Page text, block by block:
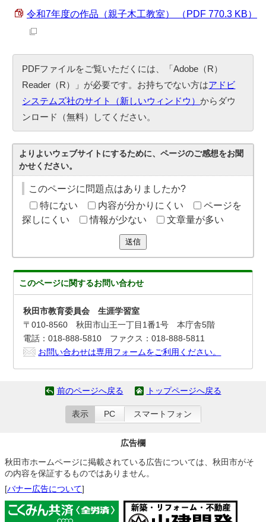
令和7年度の作品（親子木工教室） （PDF 770.3 KB）
PDFファイルをご覧いただくには、「Adobe（R）
Reader（R）」が必要です。お持ちでない方はアドビ
システムズ社のサイト（新しいウィンドウ）からダウ
ンロード（無料）してください。
よりよいウェブサイトにするために、ページのご感想をお聞
かせください。
このページに問題点はありましたか?
特にない
内容が分かりにくい
ページを
探しにくい
情報が少ない 文章量が多い
送信
このページに関するお問い合わせ
秋田市教育委員会 生涯学習室
〒010-8560 秋田市山王一丁目1番1号 本庁舎5階
電話：018-888-5810 ファクス：018-888-5811
お問い合わせは専用フォームをご利用ください。
前のページへ戻る トップページへ戻る
表示 PC スマートフォン
広告欄
秋田市ホームページに掲載されている広告については、秋田市がそ
の内容を保証するものではありません。
[バナー広告について]